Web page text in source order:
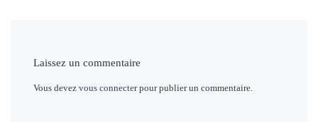
Laissez un commentaire
Vous devezvous connecterpour publier un commentaire.